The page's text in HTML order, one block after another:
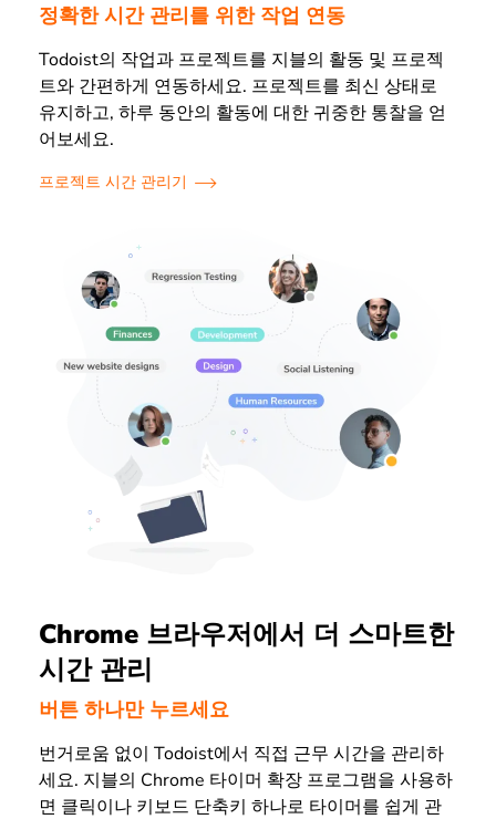
정확한 시간 관리를 위한 작업 연동
Todoist의 작업과 프로젝트를 지블의 활동 및 프로젝
트와 간편하게 연동하세요. 프로젝트를 최신 상태로
유지하고, 하루 동안의 활동에 대한 귀중한 통찰을 얻
어보세요.
프로젝트 시간 관리기
Chrome 브라우저에서 더 스마트한
시간 관리
버튼 하나만 누르세요
번거로움 없이 Todoist에서 직접 근무 시간을 관리하
세요. 지블의 Chrome 타이머 확장 프로그램을 사용하
면 클릭이나 키보드 단축키 하나로 타이머를 쉽게 관